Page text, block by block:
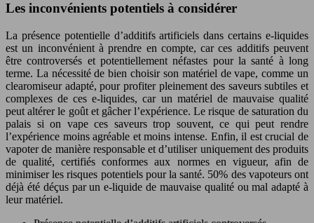
Les inconvénients potentiels à considérer
La présence potentielle d’additifs artificiels dans certains e-liquides
est un inconvénient à prendre en compte, car ces additifs peuvent
être controversés et potentiellement néfastes pour la santé à long
terme. La nécessité de bien choisir son matériel de vape, comme un
clearomiseur adapté, pour profiter pleinement des saveurs subtiles et
complexes de ces e-liquides, car un matériel de mauvaise qualité
peut altérer le goût et gâcher l’expérience. Le risque de saturation du
palais si on vape ces saveurs trop souvent, ce qui peut rendre
l’expérience moins agréable et moins intense. Enfin, il est crucial de
vapoter de manière responsable et d’utiliser uniquement des produits
de qualité, certifiés conformes aux normes en vigueur, afin de
minimiser les risques potentiels pour la santé. 50% des vapoteurs ont
déjà été déçus par un e-liquide de mauvaise qualité ou mal adapté à
leur matériel.